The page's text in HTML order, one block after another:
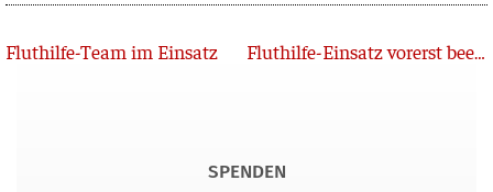
Zurück
Fluthilfe-Team im Einsatz Fluthilfe-Einsatz vorerst beendet
SPENDEN